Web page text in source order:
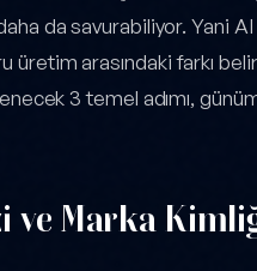
da savurabiliyor. Yani
üretim arasındaki farkı
3 temel adımı,
ve Marka